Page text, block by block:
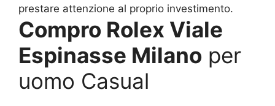
prestare attenzione al proprio investimento.
Compro Rolex Viale
Espinasse Milano per
uomo Casual